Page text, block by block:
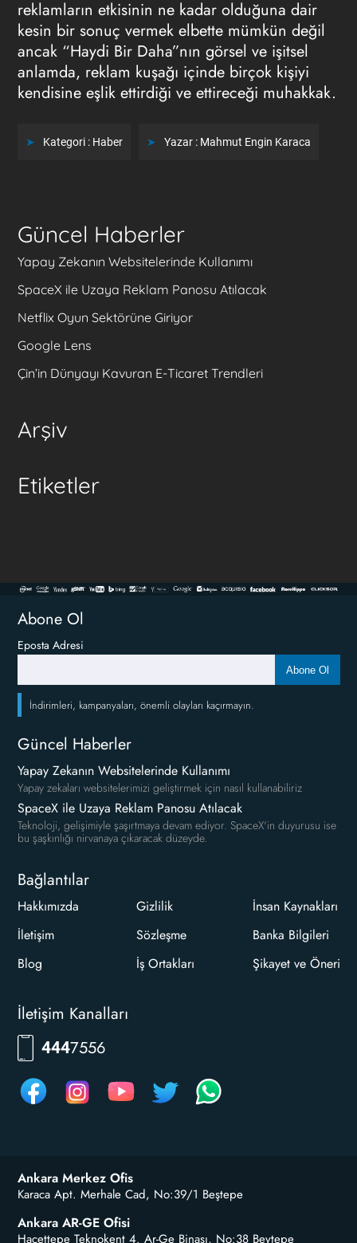
reklamların etkisinin ne kadar olduğuna dair
kesin bir sonuç vermek elbette mümkün değil
ancak “Haydi Bir Daha”nın görsel ve işitsel
anlamda, reklam kuşağı içinde birçok kişiyi
kendisine eşlik ettirdiği ve ettireceği muhakkak.
Kategori : Haber Yazar : Mahmut Engin Karaca
Güncel Haberler
Yapay Zekanın Websitelerinde Kullanımı
SpaceX ile Uzaya Reklam Panosu Atılacak
Netflix Oyun Sektörüne Giriyor
Google Lens
Çin’in Dünyayı Kavuran E-Ticaret Trendleri
Arşiv
Etiketler
Abone Ol
Eposta Adresi
Abone Ol
İndirimleri, kampanyaları, önemli olayları kaçırmayın.
Güncel Haberler
Yapay Zekanın Websitelerinde Kullanımı
Yapay zekaları websitelerimizi geliştirmek için nasıl kullanabiliriz
SpaceX ile Uzaya Reklam Panosu Atılacak
Teknoloji, gelişimiyle şaşırtmaya devam ediyor. SpaceX'in duyurusu ise
bu şaşkınlığı nirvanaya çıkaracak düzeyde.
Bağlantılar
Hakkımızda
İletişim
Blog
Gizlilik
Sözleşme
İş Ortakları
İnsan Kaynakları
Banka Bilgileri
Şikayet ve Öneri
İletişim Kanalları
444RKLM
Ankara Merkez Ofis
Karaca Apt. Merhale Cad, No:39/1 Beştepe
Ankara AR-GE Ofisi
Hacettepe Teknokent 4. Ar-Ge Binası, No:38 Beytepe